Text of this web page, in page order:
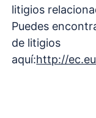
litigios
Puedes
de litigios
aquí:http://